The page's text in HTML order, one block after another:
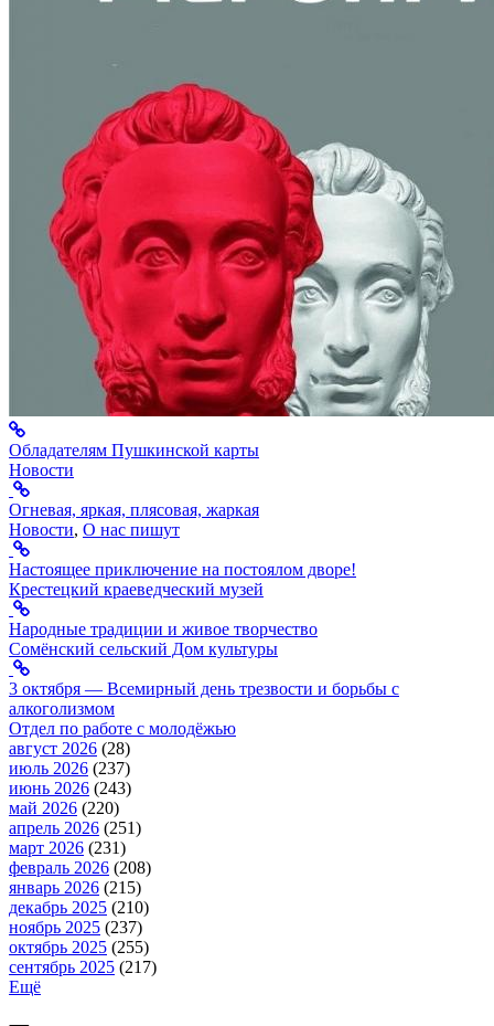
Обладателям Пушкинской карты
Новости
Огневая, яркая, плясовая, жаркая
Новости, О нас пишут
Настоящее приключение на постоялом дворе!
Крестецкий краеведческий музей
Народные традиции и живое творчество
Сомёнский сельский Дом культуры
3 октября — Всемирный день трезвости и борьбы с
алкоголизмом
Отдел по работе с молодёжью
август 2026 (28)
июль 2026 (237)
июнь 2026 (243)
май 2026 (220)
апрель 2026 (251)
март 2026 (231)
февраль 2026 (208)
январь 2026 (215)
декабрь 2025 (210)
ноябрь 2025 (237)
октябрь 2025 (255)
сентябрь 2025 (217)
Ещё